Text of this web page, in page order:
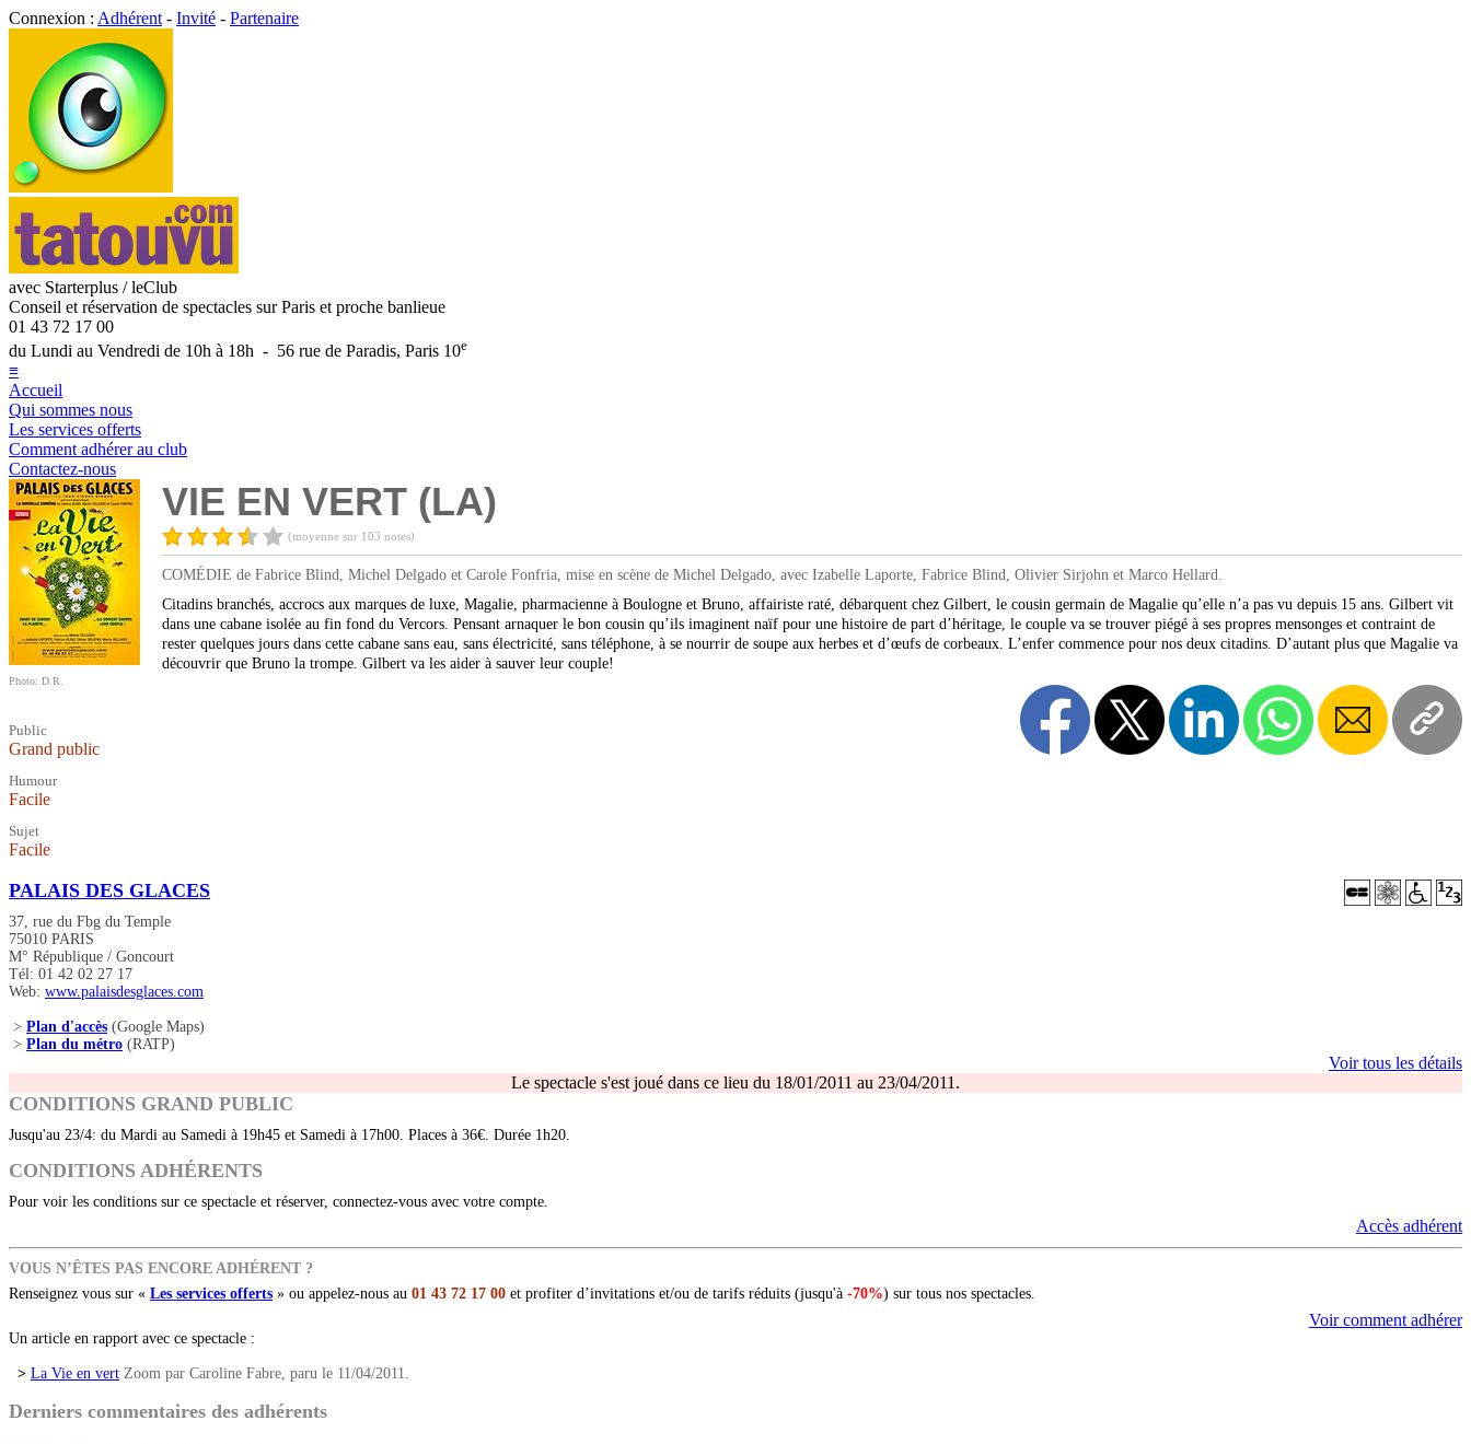
Connexion : Adhérent - Invité - Partenaire
avec Starterplus / leClub
Conseil et réservation de spectacles sur Paris et proche banlieue
01 43 72 17 00
du Lundi au Vendredi de 10h à 18h - 56 rue de Paradis, Paris 10e
≡
Accueil
Qui sommes nous
Les services offerts
Comment adhérer au club
Contactez-nous
Photo: D.R.
Public
Grand public
Humour
Facile
Sujet
Facile
VIE EN VERT (LA)
(moyenne sur 103 notes)
COMÉDIE de Fabrice Blind, Michel Delgado et Carole Fonfria, mise en scène de Michel Delgado, avec Izabelle Laporte, Fabrice Blind, Olivier Sirjohn et Marco Hellard.
Citadins branchés, accrocs aux marques de luxe, Magalie, pharmacienne à Boulogne et Bruno, affairiste raté, débarquent chez Gilbert, le cousin germain de Magalie qu’elle n’a pas vu depuis 15 ans. Gilbert vit
dans une cabane isolée au fin fond du Vercors. Pensant arnaquer le bon cousin qu’ils imaginent naïf pour une histoire de part d’héritage, le couple va se trouver piégé à ses propres mensonges et contraint de
rester quelques jours dans cette cabane sans eau, sans électricité, sans téléphone, à se nourrir de soupe aux herbes et d’œufs de corbeaux. L’enfer commence pour nos deux citadins. D’autant plus que Magalie va
découvrir que Bruno la trompe. Gilbert va les aider à sauver leur couple!
PALAIS DES GLACES
37, rue du Fbg du Temple
75010 PARIS
M° République / Goncourt
Tél: 01 42 02 27 17
Web: www.palaisdesglaces.com
> Plan d'accès (Google Maps)
> Plan du métro (RATP)
Voir tous les détails
Le spectacle s'est joué dans ce lieu du 18/01/2011 au 23/04/2011.
CONDITIONS GRAND PUBLIC
Jusqu'au 23/4: du Mardi au Samedi à 19h45 et Samedi à 17h00. Places à 36€. Durée 1h20.
CONDITIONS ADHÉRENTS
Pour voir les conditions sur ce spectacle et réserver, connectez-vous avec votre compte.
Accès adhérent
VOUS N’ÊTES PAS ENCORE ADHÉRENT ?
Renseignez vous sur « Les services offerts » ou appelez-nous au 01 43 72 17 00 et profiter d’invitations et/ou de tarifs réduits (jusqu'à -70%) sur tous nos spectacles.
Voir comment adhérer
Un article en rapport avec ce spectacle :
> La Vie en vert Zoom par Caroline Fabre, paru le 11/04/2011.
Derniers commentaires des adhérents